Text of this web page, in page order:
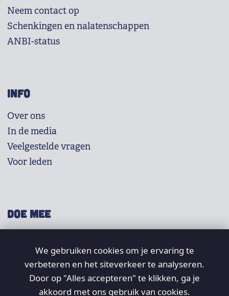
Neem contact op
Schenkingen en nalatenschappen
ANBI-status
INFO
Over ons
In de media
Veelgestelde vragen
Voor leden
DOE MEE
Doneer
Word lid
Vrijwilligers
We gebruiken cookies om je ervaring te
verbeteren en het siteverkeer te analyseren.
Door op "Alles accepteren" te klikken, ga je
akkoord met ons gebruik van cookies.